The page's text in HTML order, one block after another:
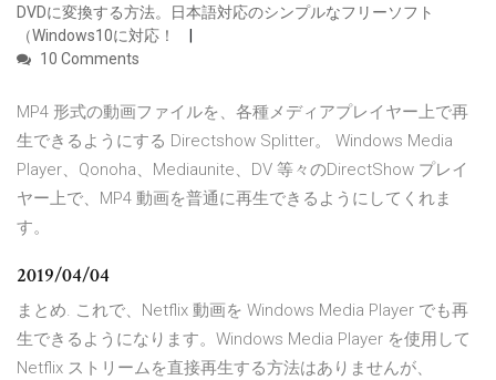
DVDに変換する方法。日本語対応のシンプルなフリーソフト
（Windows10に対応！
10 Comments
MP4 形式の動画ファイルを、各種メディアプレイヤー上で再
生できるようにする Directshow Splitter。 Windows Media
Player、Qonoha、Mediaunite、DV 等々のDirectShow プレイ
ヤー上で、MP4 動画を普通に再生できるようにしてくれま
す。
2019/04/04
まとめ. これで、Netflix 動画を Windows Media Player でも再
生できるようになります。Windows Media Player を使用して
Netflix ストリームを直接再生する方法はありませんが、